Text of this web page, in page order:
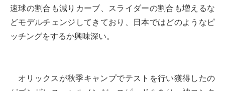
速球の割合も減りカーブ、スライダーの割合も増えるな
どモデルチェンジしてきており、日本ではどのようなピ
ッチングをするか興味深い。
オリックスが秋季キャンプでテストを行い獲得したの